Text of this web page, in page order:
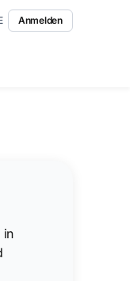
Anmelden
in